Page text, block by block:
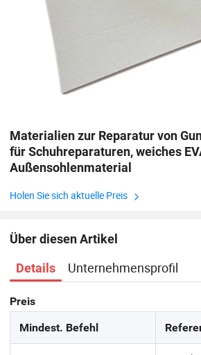
Materialien zur Reparatur von
für Schuhreparaturen, weiches
Außensohlenmaterial
Holen Sie sich aktuelle Preis
Über diesen Artikel
Details Unternehmensprofil
Preis
Mindest. Befehl